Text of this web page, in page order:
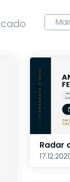
Radar